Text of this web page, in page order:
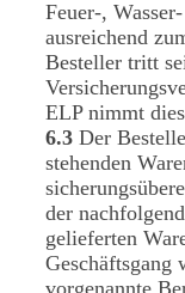
Feuer-,
ausreichend
Besteller tritt
ELP nimmt
6.3 Der
stehenden
der
gelieferten
Geschäftsgang
vorgenannte